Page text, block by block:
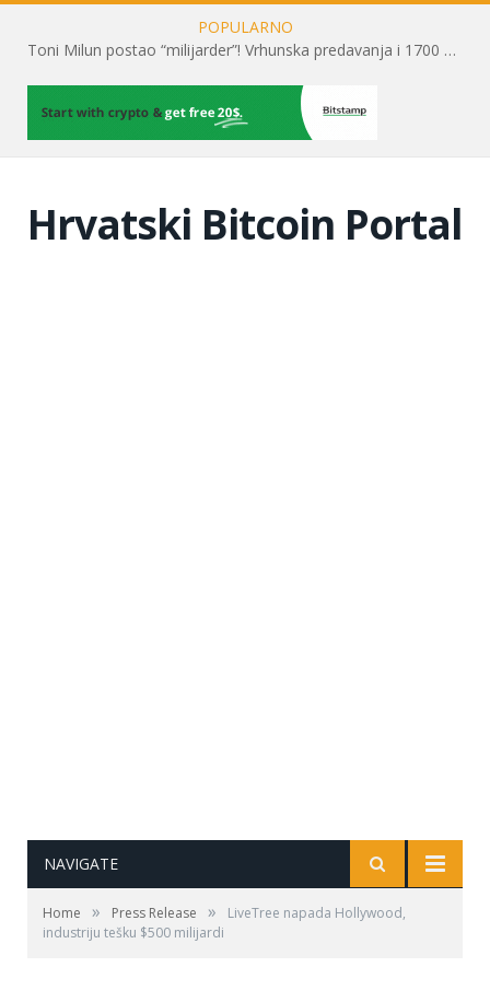
POPULARNO
Toni Milun postao “milijarder”! Vrhunska predavanja i 1700 posjetitelja obilježili su mjesec financijske pismenosti
Hrvatski Bitcoin Portal
NAVIGATE
Home » Press Release »
LiveTree napada Hollywood,
industriju tešku $500 milijardi